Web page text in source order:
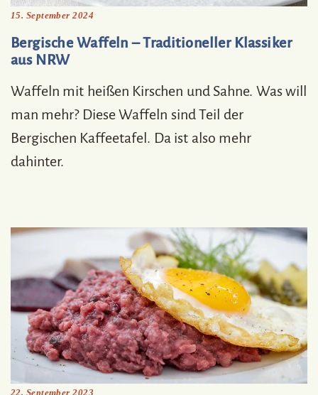
15. September 2024
Bergische Waffeln – Traditioneller Klassiker
aus NRW
Waffeln mit heißen Kirschen und Sahne. Was will
man mehr? Diese Waffeln sind Teil der
Bergischen Kaffeetafel. Da ist also mehr
dahinter.
22. September 2023